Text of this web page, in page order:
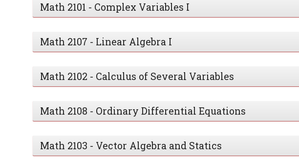
Math 2101 - Complex Variables I
Math 2107 - Linear Algebra I
Math 2102 - Calculus of Several Variables
Math 2108 - Ordinary Differential Equations
Math 2103 - Vector Algebra and Statics